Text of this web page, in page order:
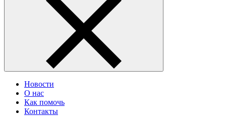
Новости
О нас
Как помочь
Контакты